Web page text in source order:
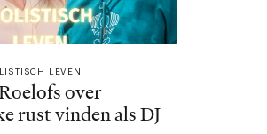
LEVEN
over
rust vinden als DJ